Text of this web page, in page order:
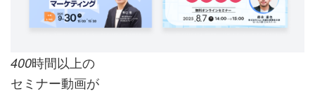
400時間以上の
セミナー動画が